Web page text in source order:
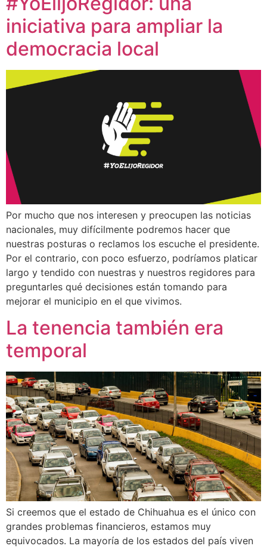
iniciativa para ampliar la
democracia local
Por mucho que nos interesen y preocupen las noticias
nacionales, muy difícilmente podremos hacer que
nuestras posturas o reclamos los escuche el presidente.
Por el contrario, con poco esfuerzo, podríamos platicar
largo y tendido con nuestras y nuestros regidores para
preguntarles qué decisiones están tomando para
mejorar el municipio en el que vivimos.
La tenencia también era
temporal
Si creemos que el estado de Chihuahua es el único con
grandes problemas financieros, estamos muy
equivocados. La mayoría de los estados del país viven